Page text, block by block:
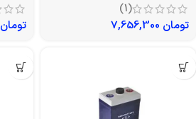
(1)
تومان
تومان